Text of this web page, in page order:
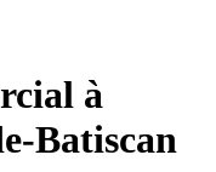
à
Batiscan